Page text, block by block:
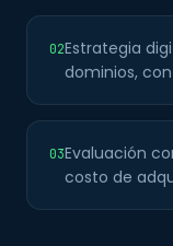
02Estrategia
dominios,
03Evaluación
costo de